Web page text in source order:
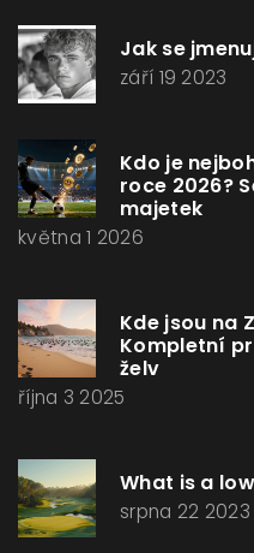
Jak se
září 19 2023
Kdo je
roce 2026?
majetek
května 1 2026
Kde jsou na
Kompletní
želv
října 3 2025
What is a
srpna 22 2023